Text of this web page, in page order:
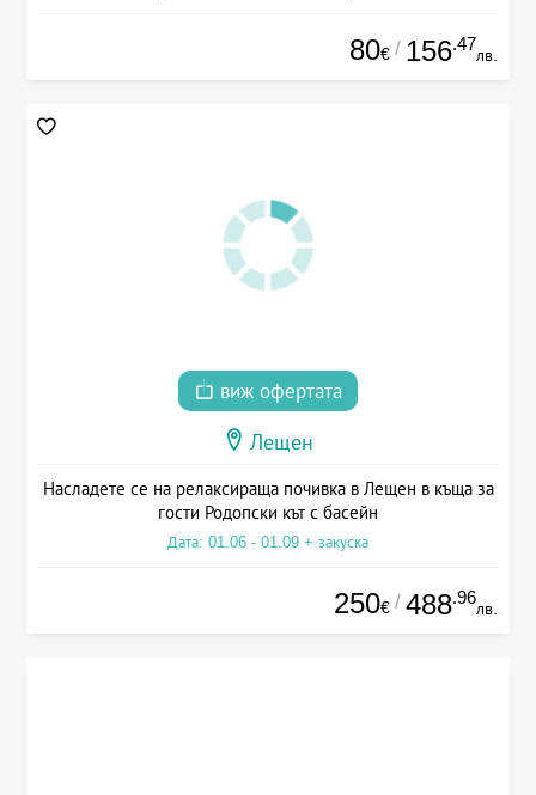
80€ / 156.47
лв.
виж офертата
Лещен
Насладете се на релаксираща почивка в Лещен в къща за
гости Родопски кът с басейн
Дата: 01.06 - 01.09 + закуска
250€ / 488.96
лв.